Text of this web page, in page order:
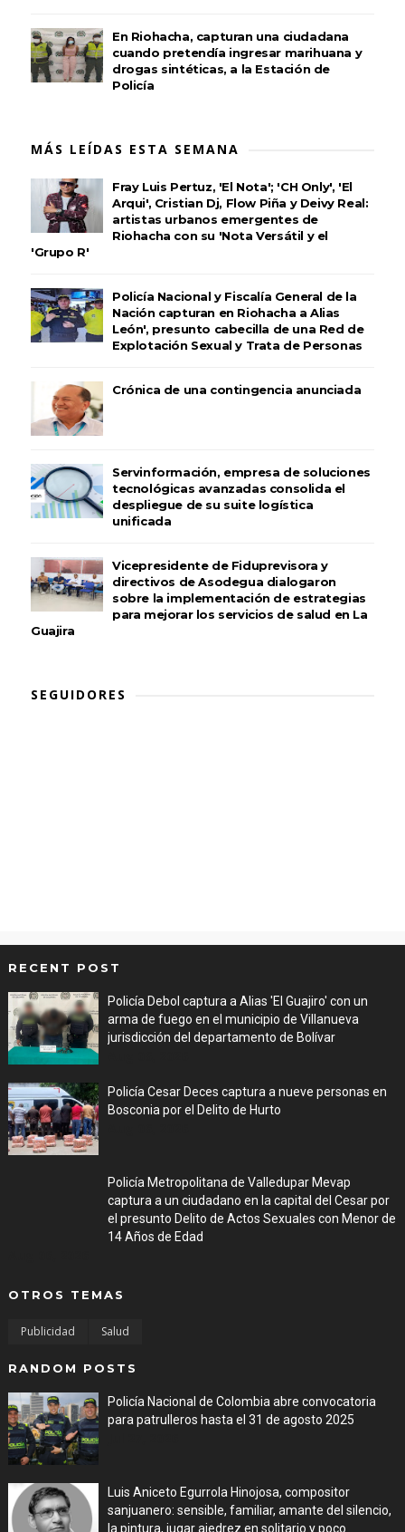
En Riohacha, capturan una ciudadana
cuando pretendía ingresar marihuana y
drogas sintéticas, a la Estación de
Policía
MÁS LEÍDAS ESTA SEMANA
Fray Luis Pertuz, 'El Nota'; 'CH Only', 'El
Arqui', Cristian Dj, Flow Piña y Deivy Real:
artistas urbanos emergentes de
Riohacha con su 'Nota Versátil y el
'Grupo R'
Policía Nacional y Fiscalía General de la
Nación capturan en Riohacha a Alias
León', presunto cabecilla de una Red de
Explotación Sexual y Trata de Personas
Crónica de una contingencia anunciada
Servinformación, empresa de soluciones
tecnológicas avanzadas consolida el
despliegue de su suite logística
unificada
Vicepresidente de Fiduprevisora y
directivos de Asodegua dialogaron
sobre la implementación de estrategias
para mejorar los servicios de salud en La
Guajira
SEGUIDORES
RECENT POST
Policía Debol captura a Alias 'El Guajiro' con un
arma de fuego en el municipio de Villanueva
jurisdicción del departamento de Bolívar
Policía Cesar Deces captura a nueve personas en
Bosconia por el Delito de Hurto
Policía Metropolitana de Valledupar Mevap
captura a un ciudadano en la capital del Cesar por
el presunto Delito de Actos Sexuales con Menor de
14 Años de Edad
OTROS TEMAS
Publicidad Salud
RANDOM POSTS
Policía Nacional de Colombia abre convocatoria
para patrulleros hasta el 31 de agosto 2025
Luis Aniceto Egurrola Hinojosa, compositor
sanjuanero: sensible, familiar, amante del silencio,
la pintura, jugar ajedrez en solitario y poco